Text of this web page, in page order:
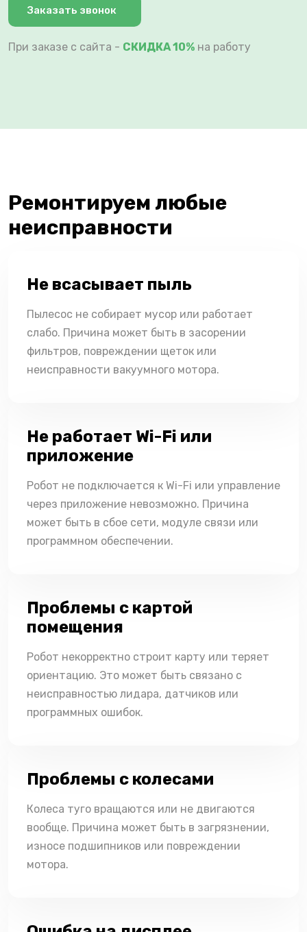
Заказать звонок
При заказе с сайта - СКИДКА 10% на работу
Ремонтируем любые
неисправности
Не всасывает пыль
Пылесос не собирает мусор или работает
слабо. Причина может быть в засорении
фильтров, повреждении щеток или
неисправности вакуумного мотора.
Не работает Wi-Fi или
приложение
Робот не подключается к Wi-Fi или управление
через приложение невозможно. Причина
может быть в сбое сети, модуле связи или
программном обеспечении.
Проблемы с картой
помещения
Робот некорректно строит карту или теряет
ориентацию. Это может быть связано с
неисправностью лидара, датчиков или
программных ошибок.
Проблемы с колесами
Колеса туго вращаются или не двигаются
вообще. Причина может быть в загрязнении,
износе подшипников или повреждении
мотора.